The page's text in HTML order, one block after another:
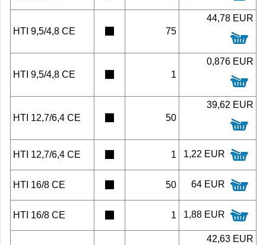
HTI 9,5/4,8 CE 75
44,78 EUR
HTI 9,5/4,8 CE 1
0,876 EUR
HTI 12,7/6,4 CE 50
39,62 EUR
HTI 12,7/6,4 CE 1 1,22 EUR
HTI 16/8 CE 50 64 EUR
HTI 16/8 CE 1 1,88 EUR
42,63 EUR